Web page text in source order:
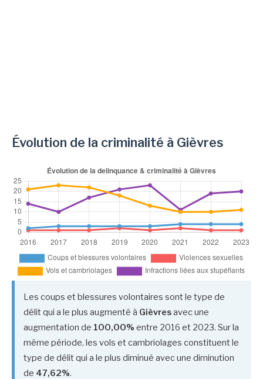
Évolution de la criminalité à Gièvres
Les coups et blessures volontaires sont le type de
délit qui a le plus augmenté à Gièvresavec une
augmentation de 100,00% entre 2016 et 2023. Sur la
même période, les vols et cambriolages constituent le
type de délit qui a le plus diminué avec une diminution
de 47,62%.